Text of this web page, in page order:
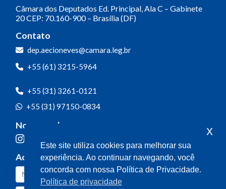
Câmara dos Deputados Ed. Principal, Ala C – Gabinete
20CEP: 70.160-900 – Brasília (DF)
Contato
dep.aecioneves@camara.leg.br
+55 (61) 3215-5964
+55 (31) 3261-0121
+55 (31) 97150-0834
Nossas redes
Acompanhe o meu mandato
Este site utiliza cookies para melhorar sua
experiência. Ao continuar navegando, você
concorda com nossa Política de Privacidade.
Política de privacidade
x